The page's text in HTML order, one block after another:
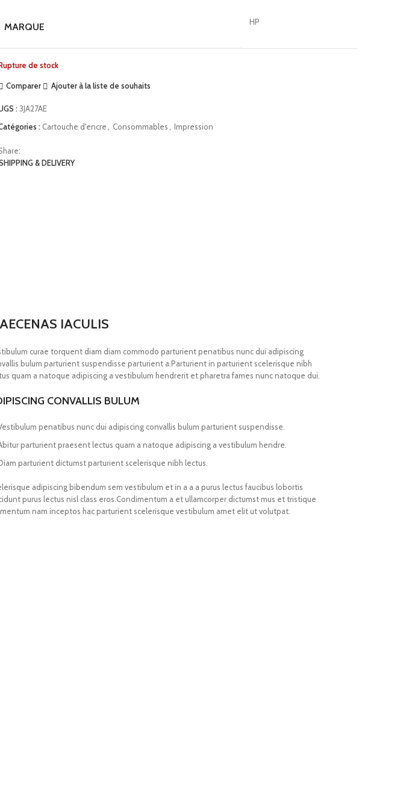
MARQUE HP
de stock
Comparer Ajouter à la liste de souhaits
:3JA27AE
: Cartouche d'encre Consommables Impression
& DELIVERY
IACULIS
curae torquent diam diam commodo parturient penatibus nunc dui adipiscing
bulum parturient suspendisse parturient a.Parturient in parturient scelerisque nibh
quam a natoque adipiscing a vestibulum hendrerit et pharetra fames nunc natoque dui.
CONVALLIS BULUM
penatibus nunc dui adipiscing convallis bulum parturient suspendisse.
parturient praesent lectus quam a natoque adipiscing a vestibulum hendre.
parturient dictumst parturient scelerisque nibh lectus.
adipiscing bibendum sem vestibulum et in a a a purus lectus faucibus lobortis
purus lectus nisl class eros.Condimentum a et ullamcorper dictumst mus et tristique
nam inceptos hac parturient scelerisque vestibulum amet elit ut volutpat.